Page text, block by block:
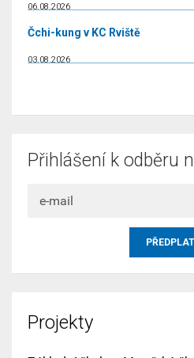
06.08.2026
Čchi-kung v KC Rviště
03.08.2026
Přihlášení k odběru
Projekty